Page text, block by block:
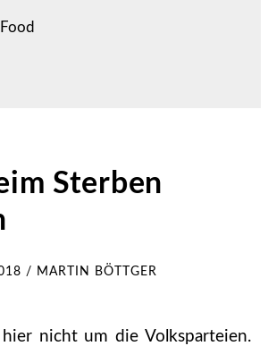
Sterben
/ MARTIN BÖTTGER
nicht um die Volksparteien.